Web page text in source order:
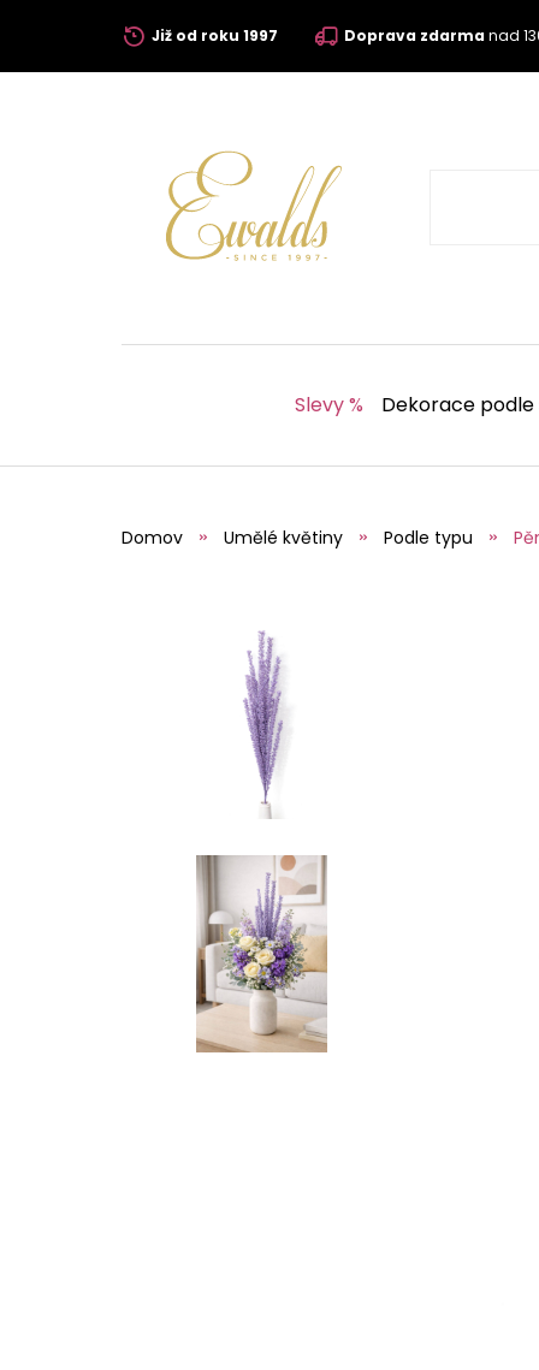
Již od roku 1997 Doprava zdarmanad
Slevy % Dekorace podle
Domov Umělé květiny Podle typu